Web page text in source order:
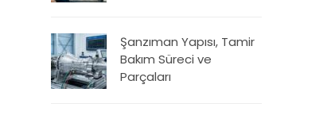
Şanzıman Yapısı, Tamir
Bakım Süreci ve
Parçaları